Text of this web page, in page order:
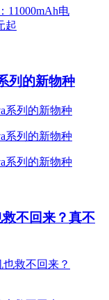
列的新物种
不回来？真不